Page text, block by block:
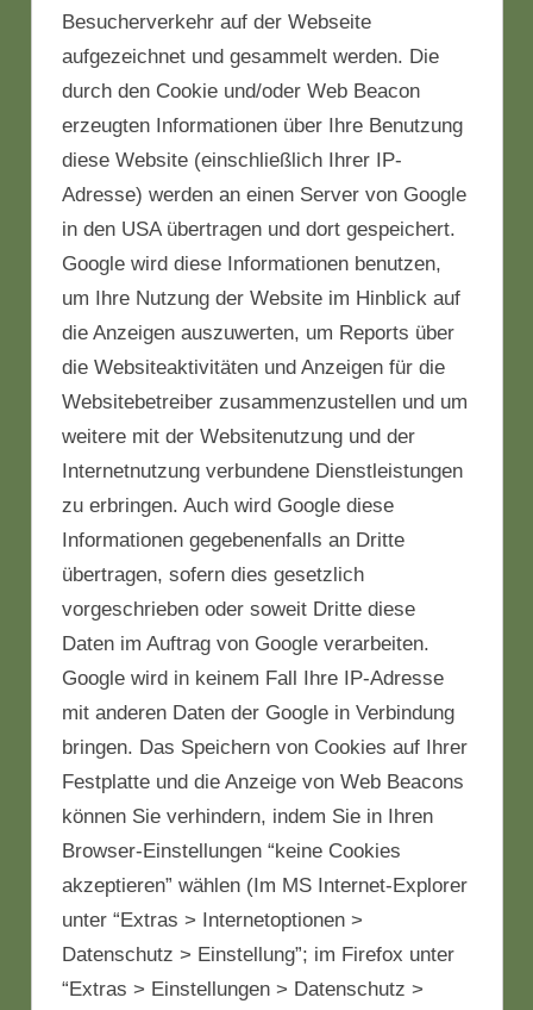
Besucherverkehr auf der Webseite
aufgezeichnet und gesammelt werden. Die
durch den Cookie und/oder Web Beacon
erzeugten Informationen über Ihre Benutzung
diese Website (einschließlich Ihrer IP-
Adresse) werden an einen Server von Google
in den USA übertragen und dort gespeichert.
Google wird diese Informationen benutzen,
um Ihre Nutzung der Website im Hinblick auf
die Anzeigen auszuwerten, um Reports über
die Websiteaktivitäten und Anzeigen für die
Websitebetreiber zusammenzustellen und um
weitere mit der Websitenutzung und der
Internetnutzung verbundene Dienstleistungen
zu erbringen. Auch wird Google diese
Informationen gegebenenfalls an Dritte
übertragen, sofern dies gesetzlich
vorgeschrieben oder soweit Dritte diese
Daten im Auftrag von Google verarbeiten.
Google wird in keinem Fall Ihre IP-Adresse
mit anderen Daten der Google in Verbindung
bringen. Das Speichern von Cookies auf Ihrer
Festplatte und die Anzeige von Web Beacons
können Sie verhindern, indem Sie in Ihren
Browser-Einstellungen “keine Cookies
akzeptieren” wählen (Im MS Internet-Explorer
unter “Extras > Internetoptionen >
Datenschutz > Einstellung”; im Firefox unter
“Extras > Einstellungen > Datenschutz >